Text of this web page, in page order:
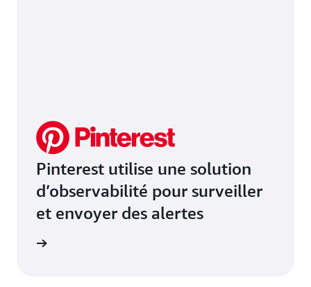
Pinterest utilise une solution
d’observabilité pour surveiller
et envoyer des alertes